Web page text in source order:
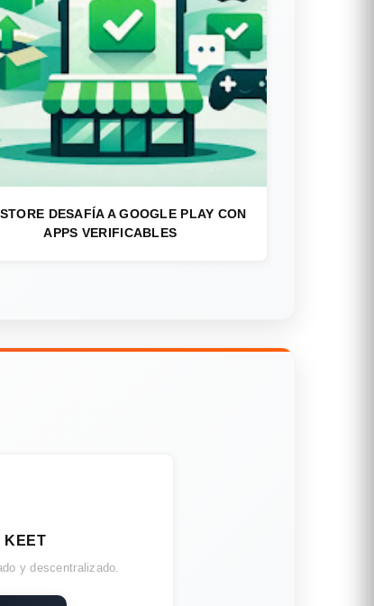
DESAFÍA A GOOGLE PLAY CON
APPS VERIFICABLES
KEET
y descentralizado.